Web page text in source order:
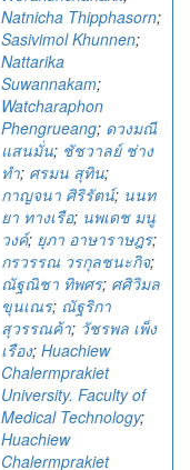
Natnicha Thipphasorn;
Sasivimol Khunnen;
Nattarika
Suwannakam;
Watcharaphon
Phengrueang; ดวงมณี
แสนมั่น; ชัชวาลย์ ช่าง
ทำ; ศรมน สุทิน;
กาญจนา ศิริรัตน์; นนท
ยา ทางเรือ; นพเดช มนู
วงค์; ยุภา อาษาราษฎร;
กรวรรณ วรกุลชนะกิจ;
ณัฐณิชา ทิพศร; ศศิวิมล
ขุนเณร; ณัฐริกา
สุวรรณค้า; วัชรพล เพ็ง
เรือง; Huachiew
Chalermprakiet
University. Faculty of
Medical Technology;
Huachiew
Chalermprakiet